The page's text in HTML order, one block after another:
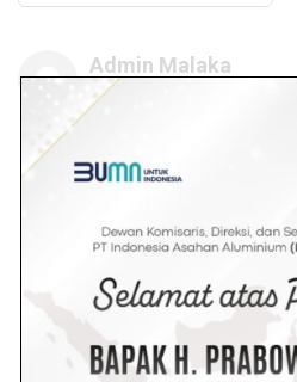
Admin Malaka
Redaksi